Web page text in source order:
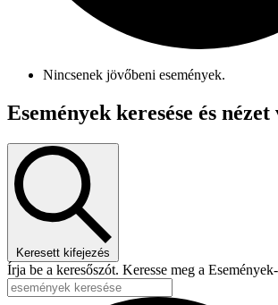
Nincsenek jövőbeni események.
Események keresése és nézet
Keresett kifejezés
Írja be a keresőszót. Keresse meg a